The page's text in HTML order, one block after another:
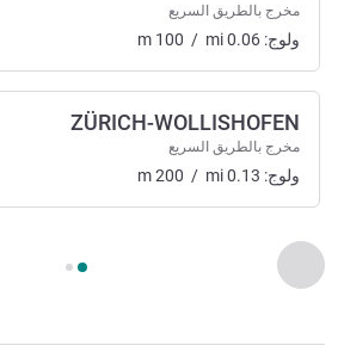
السابق - الوصول والنقلالصفحة
مخرج بالطريق السريع
ولوج: m 100 / mi0.06
ZÜRICH-WOLLISHOFEN
مخرج بالطريق السريع
ولوج: m200 / mi0.13